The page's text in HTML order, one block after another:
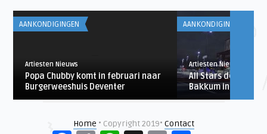
AANKONDIGINGEN
Artiesten Nieuws
Popa Chubby komt in februari naar
Burgerweeshuis Deventer
AANKONDIGINGEN
Artiesten Nieuws
All Stars de
Bakkum in
Home • Copyright 2019• Contact